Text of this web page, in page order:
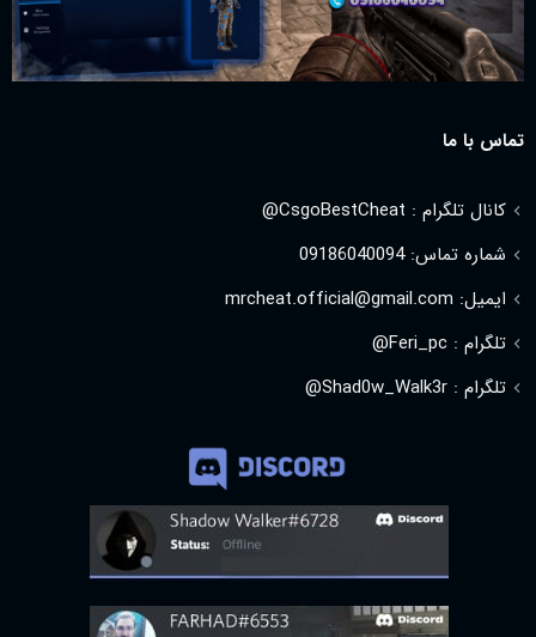
تماس با ما
کانال تلگرام : CsgoBestCheat@
شماره تماس: 09186040094
ایمیل: mrcheat.official@gmail.com
تلگرام : Feri_pc@
تلگرام : Shad0w_Walk3r@